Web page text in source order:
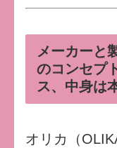
メーカーと
のコンセプ
ス、中身は
オリカ（